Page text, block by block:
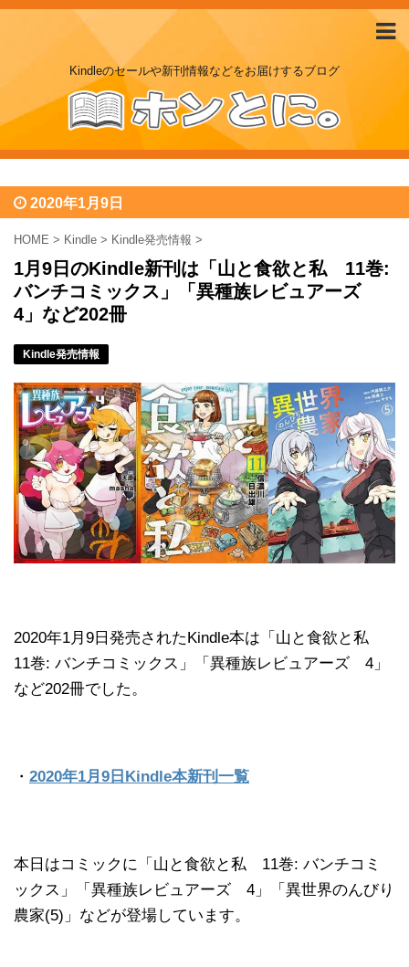
Kindleのセールや新刊情報などをお届けするブログ
2020年1月9日
HOME > Kindle > Kindle発売情報 >
1月9日のKindle新刊は「山と食欲と私 11巻:
バンチコミックス」「異種族レビュアーズ
4」など202冊
Kindle発売情報
2020年1月9日発売されたKindle本は「山と食欲と私
11巻: バンチコミックス」「異種族レビュアーズ 4」
など202冊でした。
・ 2020年1月9日Kindle本新刊一覧
本日はコミックに「山と食欲と私 11巻: バンチコミ
ックス」「異種族レビュアーズ 4」「異世界のんびり
農家(5)」などが登場しています。